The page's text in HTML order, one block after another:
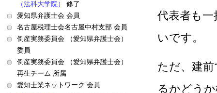
代表者も
いです。
ただ、建
るかどう
（法科大学院）
修了
愛知県弁護士会 会員
名古屋税理士会名古屋中村支部 会員
倒産実務委員会 （愛知県弁護士会）
委員
倒産実務委員会 （愛知県弁護士会）
再生チーム 所属
愛知士業ネットワーク 会員